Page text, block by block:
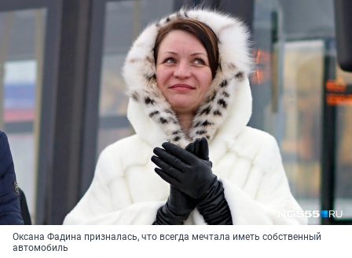
Оксана Фадина призналась, что всегда мечтала иметь собственный
автомобиль